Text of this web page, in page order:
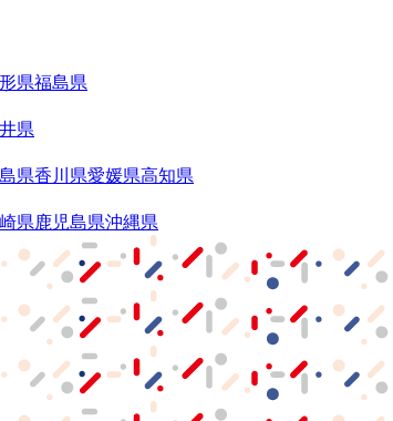
県福島県
県
県香川県愛媛県高知県
県鹿児島県沖縄県